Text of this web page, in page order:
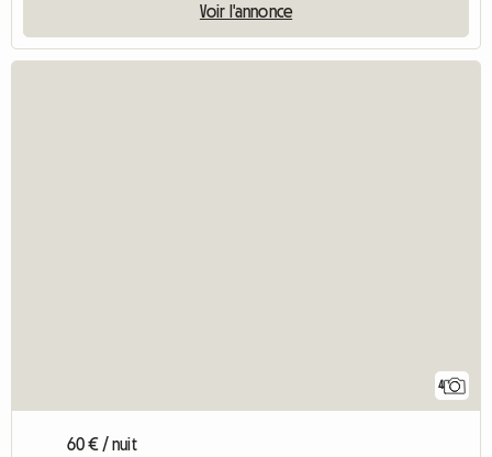
Voir l'annonce
4
60 € / nuit